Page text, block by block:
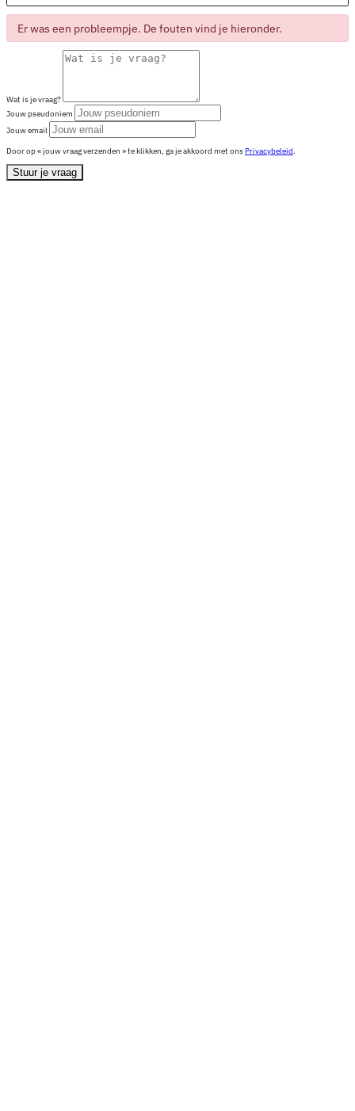
Er was een probleempje. De fouten vind je hieronder.
Wat is je vraag?
Jouw pseudoniem
Jouw email
Door op « jouw vraag verzenden » te klikken, ga je akkoord met ons Privacybeleid.
Stuur je vraag